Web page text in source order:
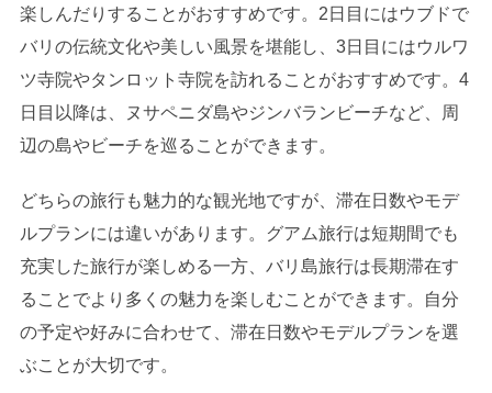
楽しんだりすることがおすすめです。2日目にはウブドで
バリの伝統文化や美しい風景を堪能し、3日目にはウルワ
ツ寺院やタンロット寺院を訪れることがおすすめです。4
日目以降は、ヌサペニダ島やジンバランビーチなど、周
辺の島やビーチを巡ることができます。
どちらの旅行も魅力的な観光地ですが、滞在日数やモデ
ルプランには違いがあります。グアム旅行は短期間でも
充実した旅行が楽しめる一方、バリ島旅行は長期滞在す
ることでより多くの魅力を楽しむことができます。自分
の予定や好みに合わせて、滞在日数やモデルプランを選
ぶことが大切です。